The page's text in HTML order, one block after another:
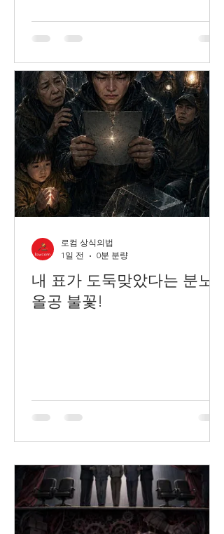
내 표가 도둑맞았다는 분노,
올공 불꽃!
로컴 상식의법
1일 전
0분 분량